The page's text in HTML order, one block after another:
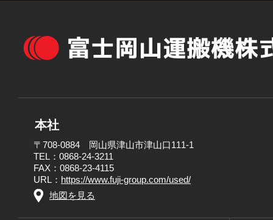
本社
〒708-0884 岡山県津山市津山口111-1
TEL：0868-24-3211
FAX：0868-23-4115
URL： https://www.fuji-group.com/used/
地図を見る